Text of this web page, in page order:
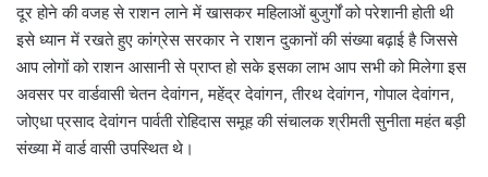
दूर होने की वजह से राशन लाने में खासकर महिलाओं बुजुर्गों को परेशानी होती थी
इसे ध्यान में रखते हुए कांग्रेस सरकार ने राशन दुकानों की संख्या बढ़ाई है जिससे
आप लोगों को राशन आसानी से प्राप्त हो सके इसका लाभ आप सभी को मिलेगा इस
अवसर पर वार्डवासी चेतन देवांगन, महेंद्र देवांगन, तीरथ देवांगन, गोपाल देवांगन,
जोएधा प्रसाद देवांगन पार्वती रोहिदास समूह की संचालक श्रीमती सुनीता महंत बड़ी
संख्या में वार्ड वासी उपस्थित थे।